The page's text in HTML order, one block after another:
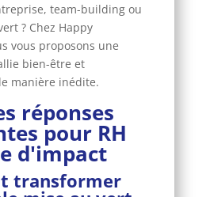
team-building ou
? Chez Happy
vous proposons une
bien-être et
manière inédite.
réponses
pour RH
d'impact
transformer